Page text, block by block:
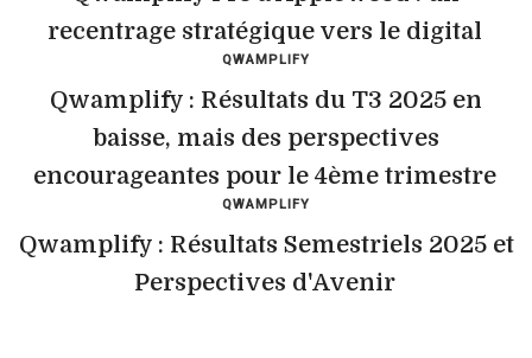
recentrage stratégique vers le digital
QWAMPLIFY
Qwamplify : Résultats du T3 2025 en
baisse, mais des perspectives
encourageantes pour le 4ème trimestre
QWAMPLIFY
Qwamplify : Résultats Semestriels 2025 et
Perspectives d'Avenir